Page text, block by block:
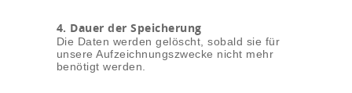
4. Dauer der Speicherung
Die Daten werden gelöscht, sobald sie für
unsere Aufzeichnungszwecke nicht mehr
benötigt werden.